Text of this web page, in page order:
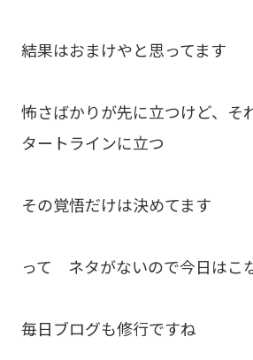
結果はおまけやと思ってます
怖さばかりが先に立つけど、そ
タートラインに立つ
その覚悟だけは決めてます
って ネタがないので今日はこ
毎日ブログも修行ですね